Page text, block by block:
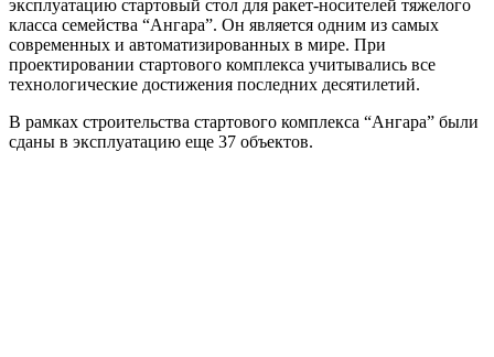
эксплуатацию стартовый стол для ракет-носителей тяжелого
класса семейства “Ангара”. Он является одним из самых
современных и автоматизированных в мире. При
проектировании стартового комплекса учитывались все
технологические достижения последних десятилетий.
В рамках строительства стартового комплекса “Ангара” были
сданы в эксплуатацию еще 37 объектов.